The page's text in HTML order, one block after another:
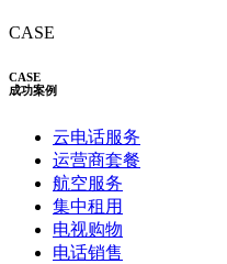
CASE
CASE
成功案例
云电话服务
运营商套餐
航空服务
集中租用
电视购物
电话销售